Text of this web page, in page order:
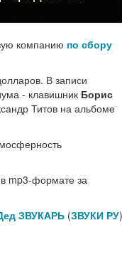
компанию по сбору
В записи
- клавишник Борис
Титов на альбоме
в mp3-формате за
ЗВУКАРЬ(ЗВУКИ РУ)